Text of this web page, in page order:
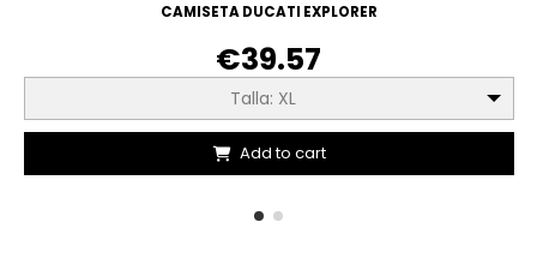
CAMISETA DUCATI EXPLORER
€39.57
Talla: XL
Add to cart